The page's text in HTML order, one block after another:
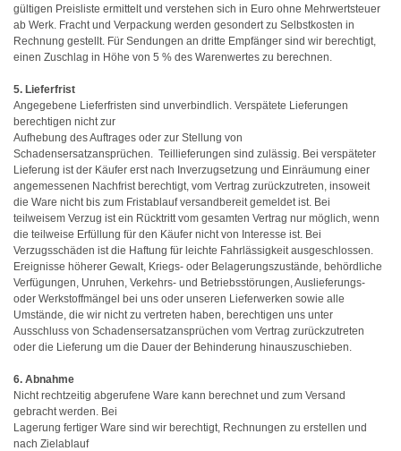
gültigen Preisliste ermittelt und verstehen sich in Euro ohne Mehrwertsteuer
ab Werk. Fracht und Verpackung werden gesondert zu Selbstkosten in
Rechnung gestellt. Für Sendungen an dritte Empfänger sind wir berechtigt,
einen Zuschlag in Höhe von 5 % des Warenwertes zu berechnen.
5. Lieferfrist
Angegebene Lieferfristen sind unverbindlich. Verspätete Lieferungen
berechtigen nicht zur
Aufhebung des Auftrages oder zur Stellung von
Schadensersatzansprüchen. Teillieferungen sind zulässig. Bei verspäteter
Lieferung ist der Käufer erst nach Inverzugsetzung und Einräumung einer
angemessenen Nachfrist berechtigt, vom Vertrag zurückzutreten, insoweit
die Ware nicht bis zum Fristablauf versandbereit gemeldet ist. Bei
teilweisem Verzug ist ein Rücktritt vom gesamten Vertrag nur möglich, wenn
die teilweise Erfüllung für den Käufer nicht von Interesse ist. Bei
Verzugsschäden ist die Haftung für leichte Fahrlässigkeit ausgeschlossen.
Ereignisse höherer Gewalt, Kriegs- oder Belagerungszustände, behördliche
Verfügungen, Unruhen, Verkehrs- und Betriebsstörungen, Auslieferungs-
oder Werkstoffmängel bei uns oder unseren Lieferwerken sowie alle
Umstände, die wir nicht zu vertreten haben, berechtigen uns unter
Ausschluss von Schadensersatzansprüchen vom Vertrag zurückzutreten
oder die Lieferung um die Dauer der Behinderung hinauszuschieben.
6. Abnahme
Nicht rechtzeitig abgerufene Ware kann berechnet und zum Versand
gebracht werden. Bei
Lagerung fertiger Ware sind wir berechtigt, Rechnungen zu erstellen und
nach Zielablauf